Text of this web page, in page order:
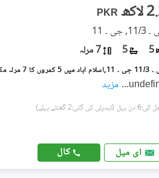
PKR
جی ۔ 11
5
5 7 مرلہ
... مزید
دن پہل (تبدیلی کی گئی:2 گھنٹے پہلے)
ای میل کال